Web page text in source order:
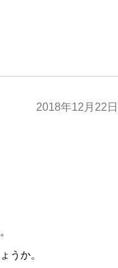
2018年12月22日
うか。